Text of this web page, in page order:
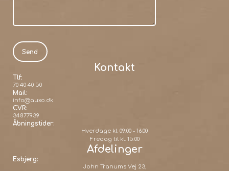
Kontakt
Tlf:
70 40 40 50
Mail:
info@auxo.dk
CVR:
34877939
Åbningstider:
Hverdage kl. 09:00 - 16:00
Fredag til kl. 15:00
Afdelinger
Esbjerg:
John Tranums Vej 23,